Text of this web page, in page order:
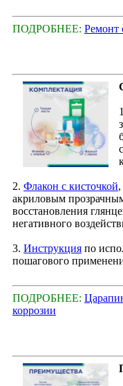
ПОДРОБНЕЕ: Ремонт
2. Флакон с кисточкой
акриловым
восстановления
негативного
3. Инструкция по
пошагового
ПОДРОБНЕЕ:
коррозии